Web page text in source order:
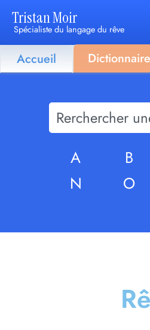
Tristan Moir
Spécialiste du langage du rêve
Accueil
A B
N
O